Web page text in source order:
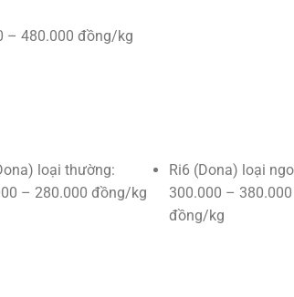
– 480.000 đồng/kg
loại thường:
– 280.000 đồng/kg
Ri6 (Dona) loại
300.000 – 380.000
đồng/kg